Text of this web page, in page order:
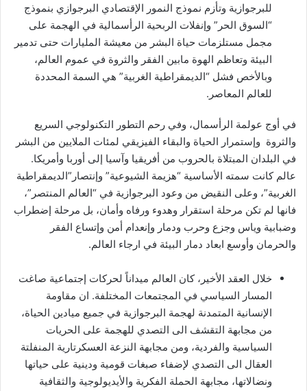
للبرجوازية وتأزم نموذج النمور الإقتصادي البرجوازي بنموذج
“السوق الحر” وإنفلات الربحية الرأسمالية في الهجمة على
مجمل مستلزمات حياة البشر من معيشة المليارات حتى تدمير
البيئة وتعاظم الهوة مابين الفقر والثروة في عموم العالم،
وبالأخص فشل “الديمقراطية الغربية” هي السمة المحددة
للعالم المعاصر.
في أوج عولمة الرأسمال، وفي رحم التطور التكنولوجي السريع
والثروة وإستمرار الحياة والبقاء الفيزيقي لمئات الملايين من البشر
في البلدان المبتلاة بالحروب من أفريقيا وآسيا إلى أوربا وأمريكا.
عالم كانت سمته الأساسية “هزيمة الشيوعية” وإنتصار”الديمقراطية
الغربية”، وعلى النقيض من وعود البرجوازية في “العالم المنتصر”،
فانها لم تكن مرحلة استقرار وهدوء ورفاه وأمان، بل مرحلة إضطراب
وضبابية وياس وجزع وحرب ودمار وإنعدام أمن وإتساع الفقر
والحرمان وأوسع ابعاد دمار البيئة في ارجاء العالم.
خلال العقد الأخير، كان العالم ميداناً لحركات إجتماعية صاغت
المسار السياسي في المجتمعات المختلفة. ان مقاومة
الإنسانية المتمدنة لهجمة البرجوازية في جميع ميادين الحياة،
من مجابهة التقشف الى التصدي للهجمة على الحريات
السياسية والفردية، ومن مجابهة النزعة العسكرتارية المنفلتة
العقال الى التصدي لإضفاء صبغات قومية ودينية على حياتها
ونضالاتها، مجابهة الحملة الفكرية والأيديولوجية والثقافية